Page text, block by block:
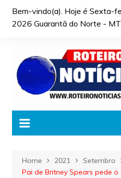
Bem-vindo(a). Hoje é Sexta-
2026 Guarantã do Norte - MT
Home 2021 Setembro
Pai de Britney Spears pede